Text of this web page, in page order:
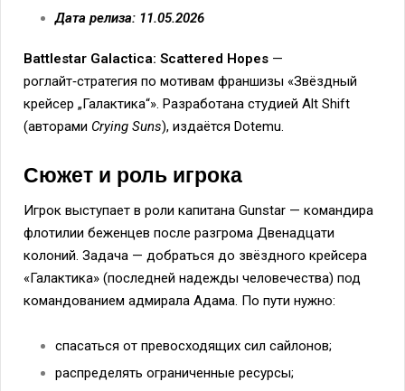
Дата релиза: 11.05.2026
Battlestar Galactica: Scattered Hopes —
роглайт‑стратегия по мотивам франшизы «Звёздный
крейсер „Галактика“». Разработана студией Alt Shift
(авторами Crying Suns), издаётся Dotemu.
Сюжет и роль игрока
Игрок выступает в роли капитана Gunstar — командира
флотилии беженцев после разгрома Двенадцати
колоний. Задача — добраться до звёздного крейсера
«Галактика» (последней надежды человечества) под
командованием адмирала Адама. По пути нужно:
спасаться от превосходящих сил сайлонов;
распределять ограниченные ресурсы;